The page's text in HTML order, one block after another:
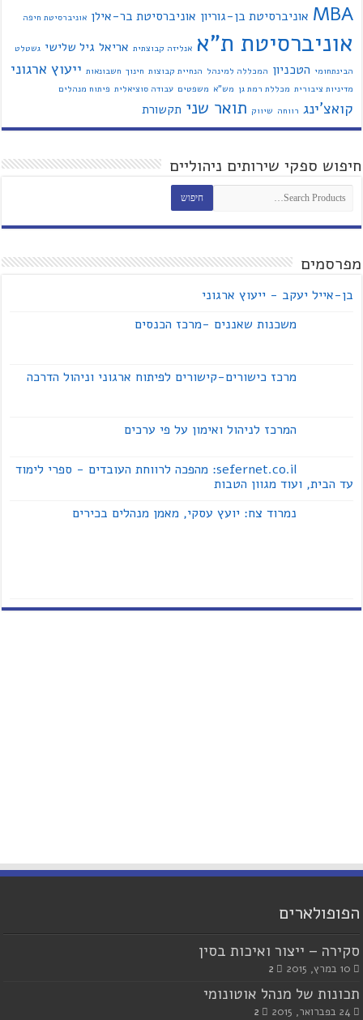
MBA אוניברסיטת בן-גוריון אוניברסיטת בר-אילן אוניברסיטת חיפה
אוניברסיטת ת"א אנליזה קבוצתית אריאל גיל שלישי גשטלט
הבינתחומי הטכניון המכללה למינהל הנחיית קבוצות חינוך חשבונאות ייעוץ ארגוני
מדיניות ציבורית מכללת רמת גן מש"א משפטים עבודה סוציאלית פיתוח מנהלים
קואצ'ינג רווחה שיווק תואר שני תקשורת
חיפוש ספקי שירותים ניהוליים
מפרסמים
בן-אייל יעקב - ייעוץ ארגוני
משכנות שאננים -מרכז הכנסים
מרכז כישורים-קישורים לפיתוח ארגוני וניהול הדרכה
המרכז לניהול ואימון על פי ערכים
sefernet.co.il: מהפכה לרווחת העובדים - ספרי לימוד
עד הבית, ועוד מגוון הטבות
נמרוד צח: יועץ עסקי, מאמן מנהלים בכירים
הפופולארים
סקירה – ייצור ואיכות בסין
10 במרץ, 2015 2
תכונות של מנהל אוטונומי
24 בפברואר, 2015 2